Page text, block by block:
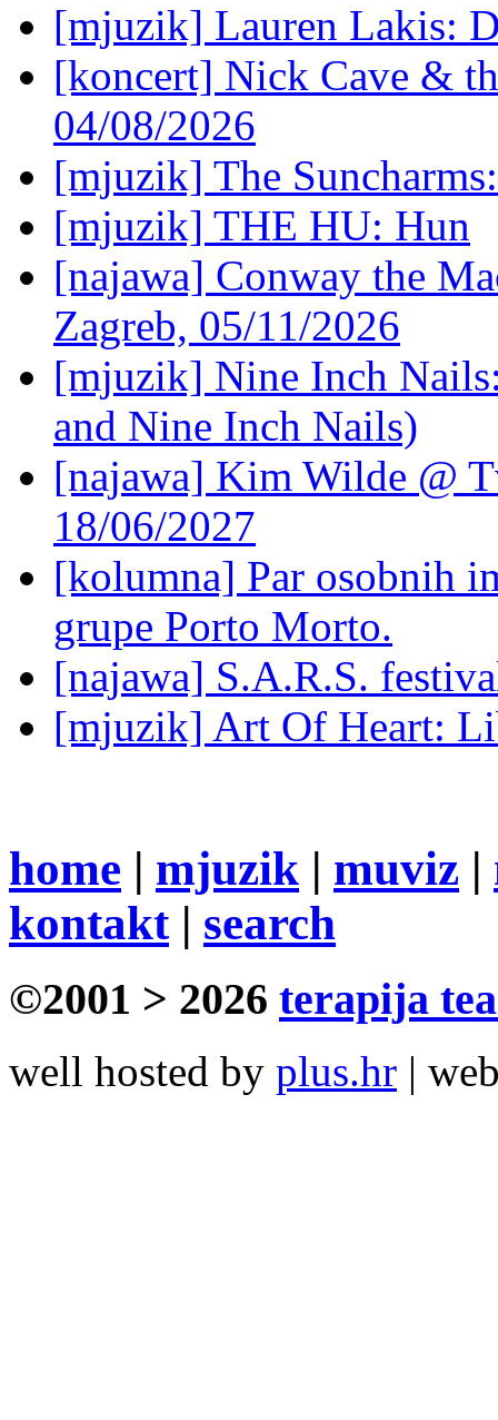
[mjuzik] Lauren Lakis:
[koncert] Nick Cave &
04/08/2026
[mjuzik] The
[mjuzik] THE HU: Hun
[najawa] Conway the
Zagreb, 05/11/2026
[mjuzik] Nine Inch
and Nine Inch Nails)
[najawa] Kim Wilde @
18/06/2027
[kolumna] Par osobnih
grupe Porto Morto.
[najawa] S.A.R.S.
[mjuzik] Art Of Heart:
home | mjuzik | muviz |
kontakt| search
©2001 > 2026 terapija
well hosted by plus.hr |